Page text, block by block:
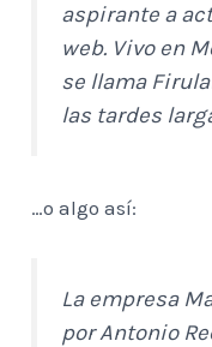
aspirante a
web. Vivo en
se llama
las tardes
…o algo así:
La empresa
por Antonio